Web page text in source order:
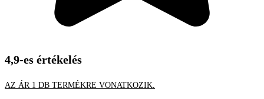
4,9-es értékelés
AZ ÁR 1 DB TERMÉKRE VONATKOZIK.